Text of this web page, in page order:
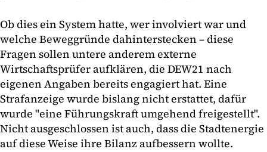
Ob dies ein System hatte, wer involviert war und
welche Beweggründe dahinterstecken – diese
Fragen sollen untere anderem externe
Wirtschaftsprüfer aufklären, die DEW21 nach
eigenen Angaben bereits engagiert hat. Eine
Strafanzeige wurde bislang nicht erstattet, dafür
wurde "eine Führungskraft umgehend freigestellt".
Nicht ausgeschlossen ist auch, dass die Stadtenergie
auf diese Weise ihre Bilanz aufbessern wollte.